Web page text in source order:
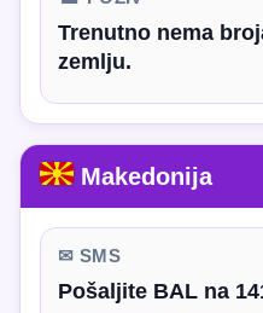
Trenutno nema
zemlju.
Makedonija
✉ SMS
Pošaljite BAL na